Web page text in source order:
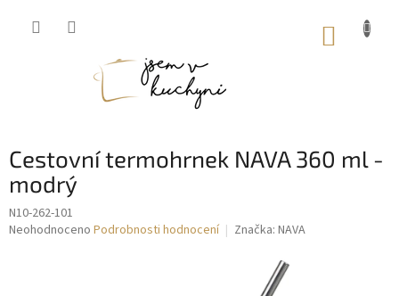
Cestovní termohrnek NAVA 360 ml -
modrý
N10-262-101
Průměrné
Neohodnoceno Podrobnosti hodnocení Značka: NAVA